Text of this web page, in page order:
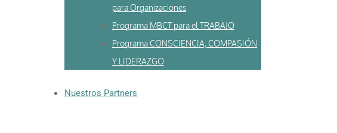
para Organizaciones
Programa MBCT para el TRABAJO
Programa CONSCIENCIA, COMPASIÓN
Y LIDERAZGO
Nuestros Partners